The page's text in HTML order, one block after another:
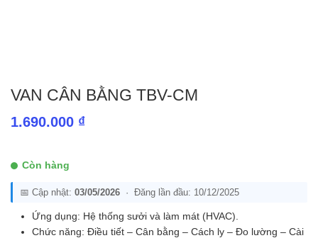
VAN CÂN BẰNG TBV-CM
1.690.000 ₫
Còn hàng
📅 Cập nhật: 03/05/2026 · Đăng lần đầu: 10/12/2025
Ứng dụng: Hệ thống sưởi và làm mát (HVAC).
Chức năng: Điều tiết – Cân bằng – Cách ly – Đo lường – Cài